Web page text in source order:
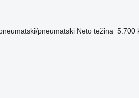
pneumatski Neto težina 5.700